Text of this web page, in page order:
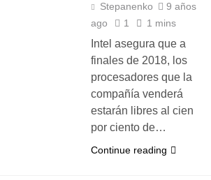
Stepanenko
9 años
ago
1 1 mins
Intel asegura que a
finales de 2018, los
procesadores que la
compañía venderá
estarán libres al cien
por ciento de…
Continue reading